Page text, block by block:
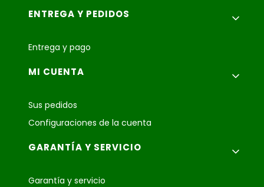
ENTREGA Y PEDIDOS
Entrega y pago
MI CUENTA
Sus pedidos
Configuraciones de la cuenta
GARANTÍA Y SERVICIO
Garantía y servicio